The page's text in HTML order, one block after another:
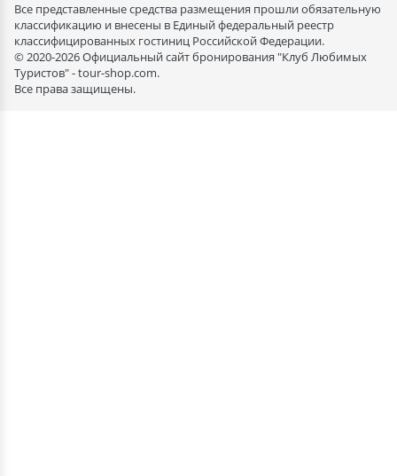
Все представленные средства размещения прошли обязательную
классификацию и внесены в Единый федеральный реестр
классифицированных гостиниц Российской Федерации.
© 2020-2026 Официальный сайт бронирования "Клуб Любимых
Туристов" - tour-shop.com.
Все права защищены.